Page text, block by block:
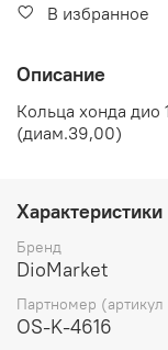
В избранное
Описание
Кольца хонда дио
(диам.39,00)
Характеристики
Бренд
DioMarket
Партномер
OS-K-4616